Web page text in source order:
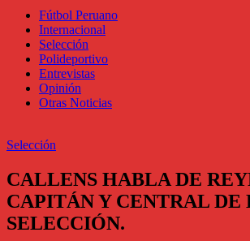
SportéxitosFútbol Peruano
Internacional
Selección
Polideportivo
Entrevistas
Opinión
Otras Noticias
Selección
CALLENS HABLA DE
CAPITÁN Y CENTRAL DE
SELECCIÓN.